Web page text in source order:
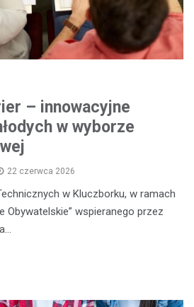
– innowacyjne
w wyborze
22 czerwca 2026
w Kluczborku, w ramach
Obywatelskie” wspieranego przez